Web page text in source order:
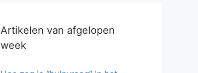
Artikelen van afgelopen
week